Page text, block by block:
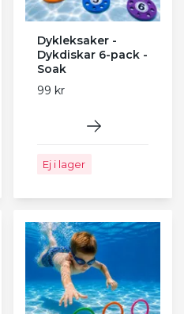
Dykleksaker -
Dykdiskar 6-pack -
Soak
99 kr
Ej i lager